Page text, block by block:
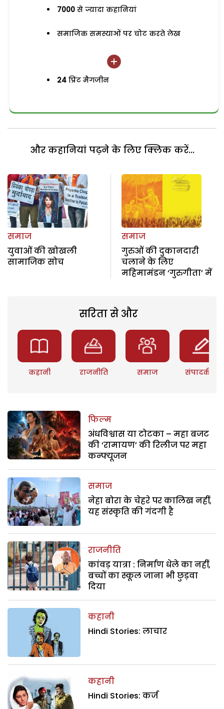
7000 से ज्यादा कहानियां
समाजिक समस्याओं पर चोट करते लेख
24 प्रिंट मैगजीन
और कहानियां पढ़ने के लिए क्लिक करें...
समाज
युवाओं की खोखली
सामाजिक सोच
समाज
गुरुओं की दुकानदारी
चलाने के लिए
महिमामंडन ‘गुरुगीता’ में
सरिता से और
कहानी राजनीति समाज संपादकीय
फिल्म
अंधविश्वास या टोटका – महा बजट
की ‘रामायण’ की रिलीज पर महा
कन्फ्यूजन
समाज
नेहा बोरा के चेहरे पर कालिख नहीं,
यह संस्कृति की गंदगी है
राजनीति
कांवड़ यात्रा : निर्माण धेले का नहीं,
बच्चों का स्कूल जाना भी छुड़वा
दिया
कहानी
Hindi Stories: लाचार
कहानी
Hindi Stories: कर्ज